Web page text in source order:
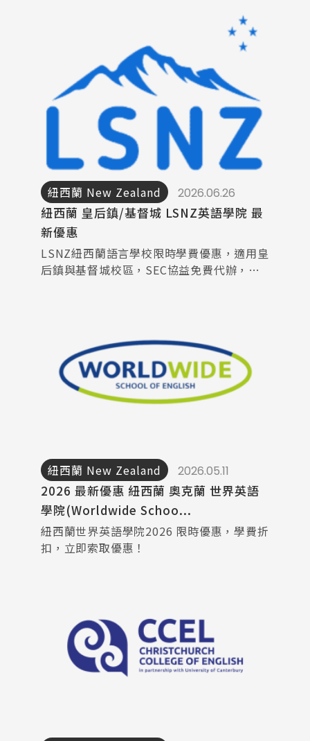
紐西蘭 New Zealand 2026.06.26
紐西蘭 皇后鎮/基督城 LSNZ英語學院 最
新優惠
LSNZ紐西蘭語言學校限時學費優惠，適用皇
后鎮與基督城校區，SEC協益免費代辦，留
紐西蘭 New Zealand 2026.05.11
2026 最新優惠 紐西蘭 奧克蘭 世界英語
學院(Worldwide Schoo...
紐西蘭世界英語學院2026 限時優惠，學費折
扣，立即索取優惠！